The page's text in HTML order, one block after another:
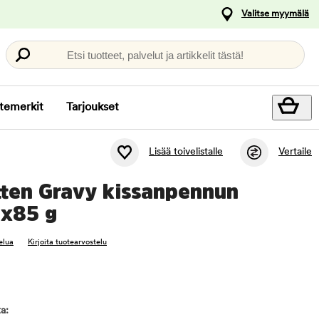
Valitse myymälä
Etsi tuotteet, palvelut ja artikkelit tästä!
Tarjoukset
Lisää toivelistalle Vertaile
Gravy kissanpennun
g
Kirjoita tuotearvostelu